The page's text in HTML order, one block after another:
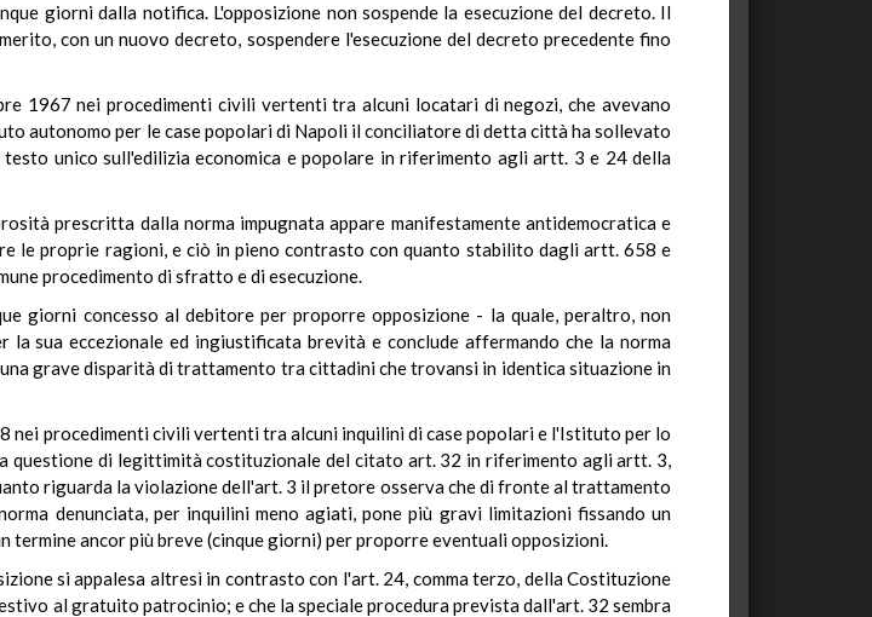
giorni dalla notifica. L'opposizione non sospende la esecuzione del decreto. Il
con un nuovo decreto, sospendere l'esecuzione del decreto precedente fino
1967 nei procedimenti civili vertenti tra alcuni locatari di negozi, che avevano
autonomo per le case popolari di Napoli il conciliatore di detta città ha sollevato
unico sull'edilizia economica e popolare in riferimento agli artt. 3 e 24 della
prescritta dalla norma impugnata appare manifestamente antidemocratica e
le proprie ragioni, e ciò in pieno contrasto con quanto stabilito dagli artt. 658 e
procedimento di sfratto e di esecuzione.
giorni concesso al debitore per proporre opposizione - la quale, peraltro, non
sua eccezionale ed ingiustificata brevità e conclude affermando che la norma
grave disparità di trattamento tra cittadini che trovansi in identica situazione in
nei procedimenti civili vertenti tra alcuni inquilini di case popolari e l'Istituto per lo
questione di legittimità costituzionale del citato art. 32 in riferimento agli artt. 3,
riguarda la violazione dell'art. 3 il pretore osserva che di fronte al trattamento
denunciata, per inquilini meno agiati, pone più gravi limitazioni fissando un
ancor più breve (cinque giorni) per proporre eventuali opposizioni.
si appalesa altresì in contrasto con l'art. 24, comma terzo, della Costituzione
al gratuito patrocinio; e che la speciale procedura prevista dall'art. 32 sembra